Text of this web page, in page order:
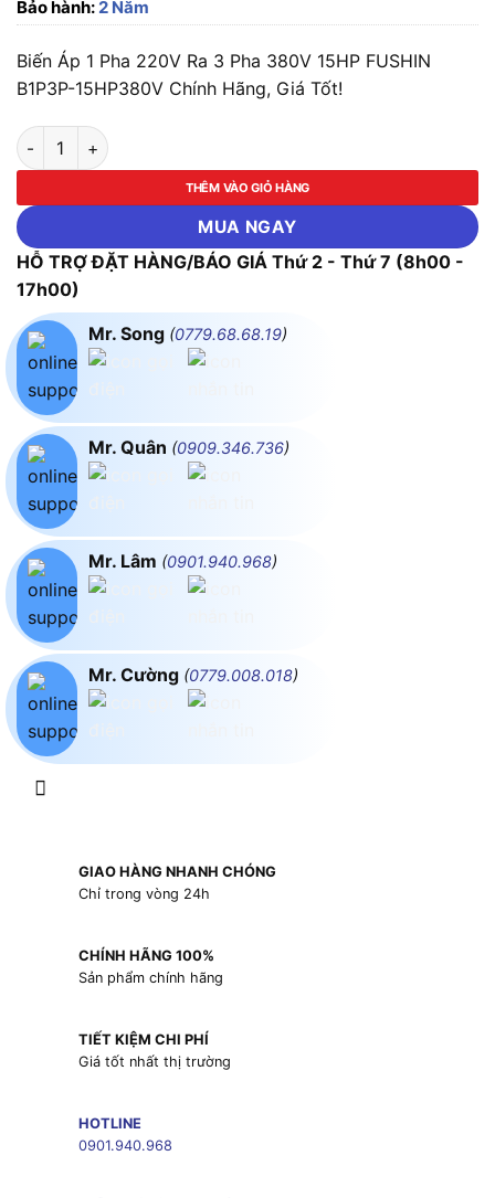
Bảo hành:2 Năm
Biến Áp 1 Pha 220V Ra 3 Pha 380V 15HP FUSHIN
B1P3P-15HP380V Chính Hãng, Giá Tốt!
Biến Áp 1 Pha 220V Ra 3 Pha 380V 15HP FUSHIN B1P3P-
THÊM VÀO GIỎ HÀNG
MUA NGAY
HỖ TRỢ ĐẶT HÀNG/BÁO GIÁ Thứ 2 - Thứ 7 (8h00 -
17h00)
Mr. Song (0779.68.68.19)
Mr. Quân (0909.346.736)
Mr. Lâm (0901.940.968)
Mr. Cường (0779.008.018)
GIAO HÀNG NHANH CHÓNG
Chỉ trong vòng 24h
CHÍNH HÃNG 100%
Sản phẩm chính hãng
TIẾT KIỆM CHI PHÍ
Giá tốt nhất thị trường
HOTLINE
0901.940.968